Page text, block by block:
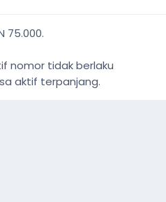
75.000.
nomor tidak berlaku
aktif terpanjang.